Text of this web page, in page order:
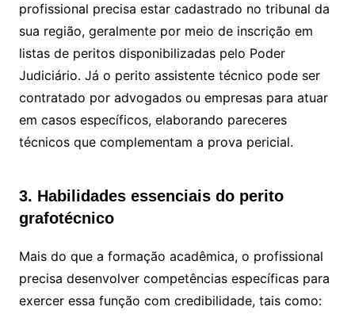
profissional precisa estar cadastrado no tribunal da
sua região, geralmente por meio de inscrição em
listas de peritos disponibilizadas pelo Poder
Judiciário. Já o perito assistente técnico pode ser
contratado por advogados ou empresas para atuar
em casos específicos, elaborando pareceres
técnicos que complementam a prova pericial.
3. Habilidades essenciais do perito
grafotécnico
Mais do que a formação acadêmica, o profissional
precisa desenvolver competências específicas para
exercer essa função com credibilidade, tais como: